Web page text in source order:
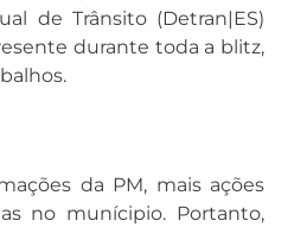
de Trânsito (Detran|ES)
durante toda a blitz,
da PM, mais ações
no munícipio. Portanto,